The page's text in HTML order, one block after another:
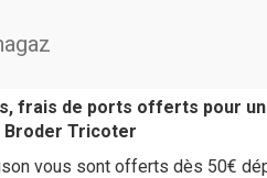
frais de ports offerts pour
Broder Tricoter
vous sont offerts dès 50€